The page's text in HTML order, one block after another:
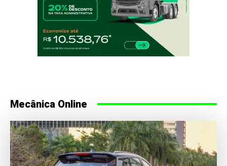
Mecânica Online